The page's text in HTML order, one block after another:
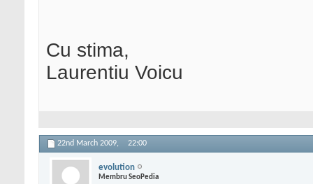
Cu stima,
Laurentiu Voicu
22nd March 2009, 22:00
evolution
Membru SeoPedia